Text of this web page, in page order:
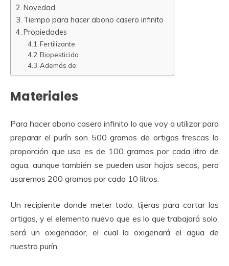
Novedad
Tiempo para hacer abono casero infinito
Propiedades
Fertilizante
Biopesticida
Además de:
Materiales
Para hacer abono casero infinito lo que voy a utilizar para
preparar el purín son 500 gramos de ortigas frescas la
proporción que uso es de 100 gramos por cada litro de
agua, aunque también se pueden usar hojas secas, pero
usaremos 200 gramos por cada 10 litros.
Un recipiente donde meter todo, tijeras para cortar las
ortigas, y el elemento nuevo que es lo que trabajará solo,
será un oxigenador, el cual la oxigenará el agua de
nuestro purín.